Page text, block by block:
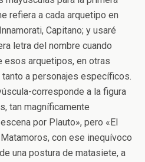
refiera a cada arquetipo en
Capitano; y usaré
letra del nombre cuando
esos arquetipos, en otras
a personajes específicos.
corresponde a la figura
tan magníficamente
por Plauto», pero «El
con ese inequívoco
una postura de matasiete, a